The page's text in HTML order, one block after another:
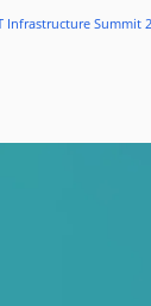
Infrastructure Summit